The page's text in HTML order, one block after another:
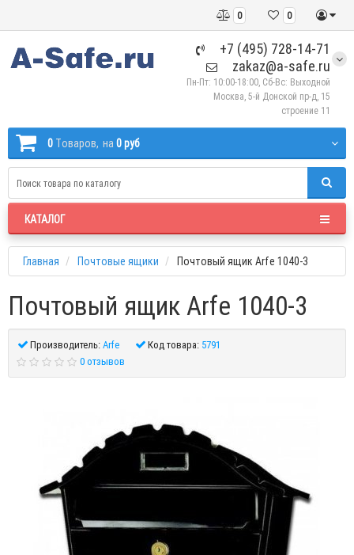
0
0
+7 (495) 728-14-71
zakaz@a-safe.ru
Пн-Пт: 10:00-18:00, Сб-Вс: Выходной
Москва, 5-й Донской пр-д, 15
строение 11
0 Tоваров, на 0 руб
КАТАЛОГ
Главная Почтовые ящики Почтовый ящик Arfe 1040-3
Почтовый ящик Arfe 1040-3
Производитель:Arfe Код товара: 5791
0 отзывов